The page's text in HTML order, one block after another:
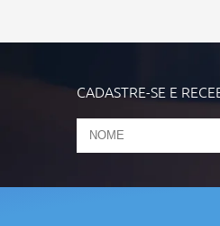
CADASTRE-SE E